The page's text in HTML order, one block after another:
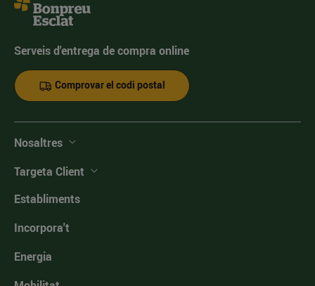
Serveis d'entrega de compra online
Comprovar el codi postal
Nosaltres
Targeta Client
Establiments
Incorpora't
Energia